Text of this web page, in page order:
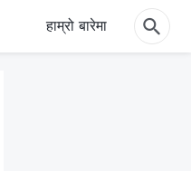
हाम्रो बारेमा